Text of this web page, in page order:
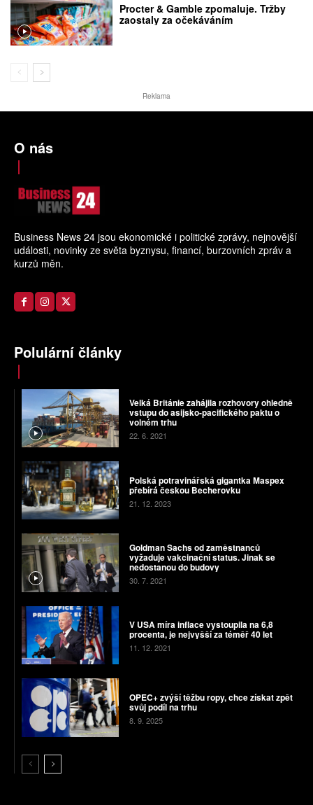
Procter & Gamble zpomaluje. Tržby
zaostaly za očekáváním
Reklama
O nás
Business News 24 jsou ekonomické i politické zprávy, nejnovější
události, novinky ze světa byznysu, financí, burzovních zpráv a
kurzů měn.
Polulární články
Velká Británie zahájila rozhovory ohledně
vstupu do asijsko-pacifického paktu o
volném trhu
22. 6. 2021
Polská potravinářská gigantka Maspex
přebírá českou Becherovku
21. 12. 2023
Goldman Sachs od zaměstnanců
vyžaduje vakcinační status. Jinak se
nedostanou do budovy
30. 7. 2021
V USA míra inflace vystoupila na 6,8
procenta, je nejvyšší za téměř 40 let
11. 12. 2021
OPEC+ zvýší těžbu ropy, chce získat zpět
svůj podíl na trhu
8. 9. 2025